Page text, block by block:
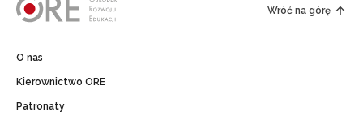
Wróć na górę
O nas
Kierownictwo ORE
Patronaty